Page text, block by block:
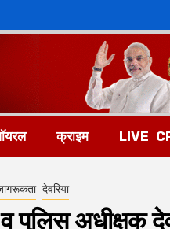
क्राइम LIVE
देवरिया
पुलिस अधीक्षक